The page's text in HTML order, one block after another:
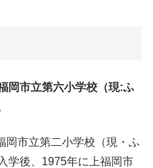
福岡市立第六小学校（現:ふ
岡市立第二小学校（現・ふ
学後、1975年に上福岡市